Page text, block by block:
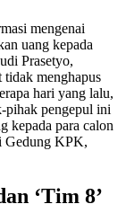
mengenai
uang kepada
Prasetyo,
tidak menghapus
hari yang lalu,
pihak pengepul ini
kepada para calon
Gedung KPK,
‘Tim 8’